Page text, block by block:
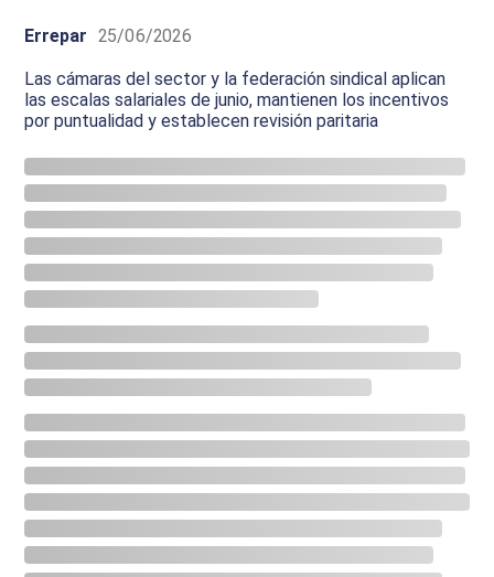
Errepar 25/06/2026
Las cámaras del sector y la federación sindical aplican
las escalas salariales de junio, mantienen los incentivos
por puntualidad y establecen revisión paritaria